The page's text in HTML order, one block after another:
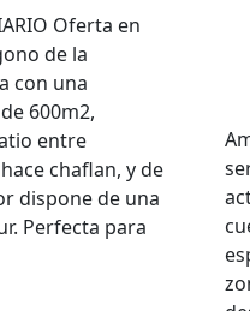
Oferta en
de la
con una
600m2,
entre
chaflan, y de
dispone de una
Perfecta para